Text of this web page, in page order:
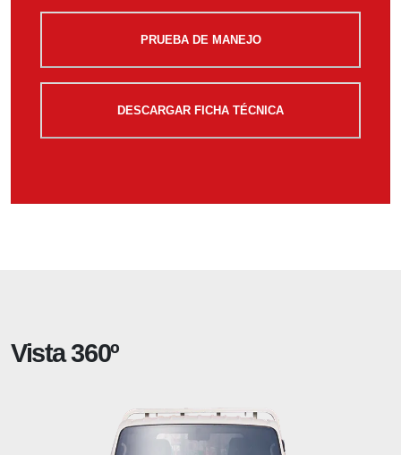
PRUEBA DE MANEJO
DESCARGAR FICHA TÉCNICA
Vista 360º